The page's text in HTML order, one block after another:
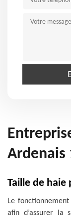
Ardenais
Taille de haie
Le
afin d’assurer la